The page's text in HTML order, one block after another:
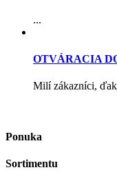
...
OTVÁRACIA
Milí zákazníci,
Ponuka
Sortimentu